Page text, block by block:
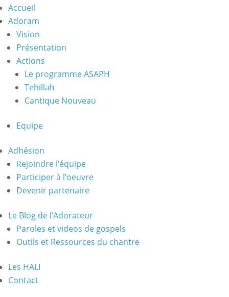
Accueil
Adoram
Vision
Présentation
Actions
Le programme ASAPH
Tehillah
Cantique Nouveau
Equipe
Adhésion
Rejoindre l’équipe
Participer à l’oeuvre
Devenir partenaire
Le Blog de l’Adorateur
Paroles et videos de gospels
Outils et Ressources du chantre
Les HALI
Contact